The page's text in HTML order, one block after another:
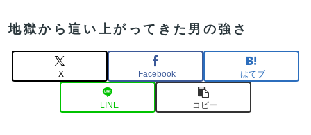
地獄から這い上がってきた男の強さ
X Facebook はてブ
LINE コピー